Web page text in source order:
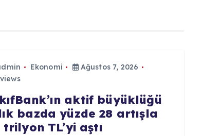
Ekonomi
Ağustos 7, 2026
aktif büyüklüğü
bazda yüzde 28 artışla
trilyon TL’yi aştı